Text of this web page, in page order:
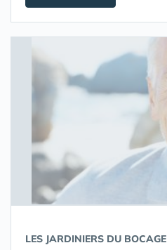
LES JARDINIERS DU BOCAGE